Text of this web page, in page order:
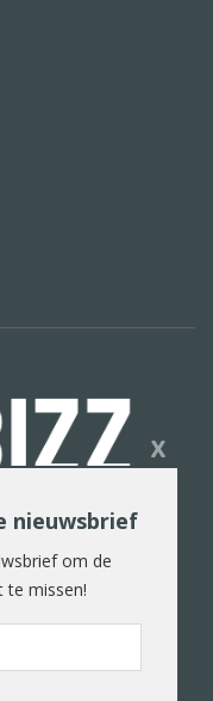
beeld
X
nieuwsbrief
om de
te missen!